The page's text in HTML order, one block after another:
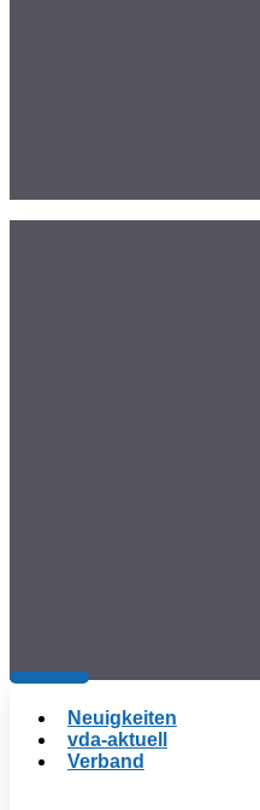
Neuigkeiten
vda-aktuell
Verband